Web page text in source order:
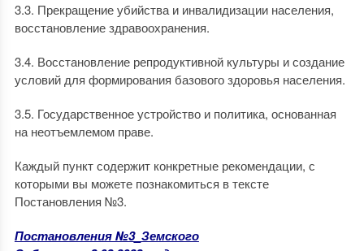
3.3. Прекращение убийства и инвалидизации населения,
восстановление здравоохранения.
3.4. Восстановление репродуктивной культуры и создание
условий для формирования базового здоровья населения.
3.5. Государственное устройство и политика, основанная
на неотъемлемом праве.
Каждый пункт содержит конкретные рекомендации, с
которыми вы можете познакомиться в тексте
Постановления №3.
Постановления №3_Земского